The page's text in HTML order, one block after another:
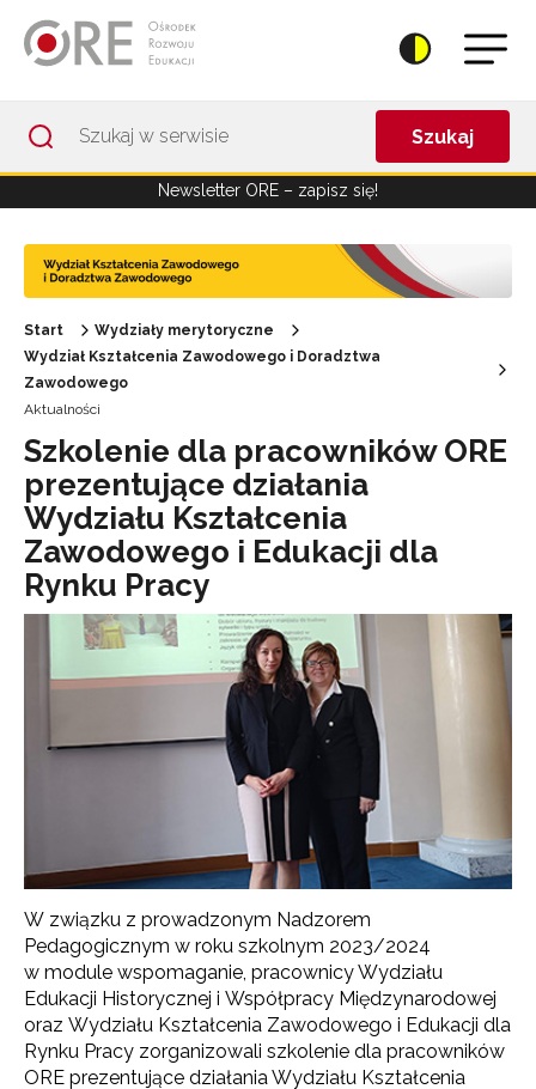
Szukaj
Newsletter ORE – zapisz się!
Start
Wydziały merytoryczne
Wydział Kształcenia Zawodowego i Doradztwa
Zawodowego
Aktualności
Szkolenie dla pracowników ORE
prezentujące działania
Wydziału Kształcenia
Zawodowego i Edukacji dla
Rynku Pracy
W związku z prowadzonym Nadzorem
Pedagogicznym w roku szkolnym 2023/2024
w module wspomaganie, pracownicy Wydziału
Edukacji Historycznej i Współpracy Międzynarodowej
oraz Wydziału Kształcenia Zawodowego i Edukacji dla
Rynku Pracy zorganizowali szkolenie dla pracowników
ORE prezentujące działania Wydziału Kształcenia